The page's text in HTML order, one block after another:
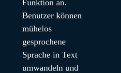
Funktion an.
Benutzer können
mühelos
gesprochene
Sprache in Text
umwandeln und